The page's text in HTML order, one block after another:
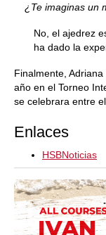
¿Te imaginas un
No, el ajedrez
ha dado la
Finalmente,
año en el Torneo
se celebrara entre
Enlaces
HSBNoticias